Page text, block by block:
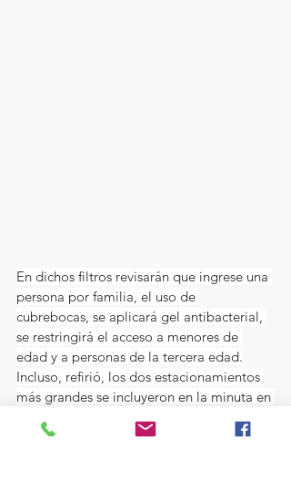
En dichos filtros revisarán que ingrese una
persona por familia, el uso de
cubrebocas, se aplicará gel antibacterial,
se restringirá el acceso a menores de
edad y a personas de la tercera edad.
Incluso, refirió, los dos estacionamientos
más grandes se incluyeron en la minuta en
la que se comprometieron a revisar que
no más de dos personas ingresen en cada